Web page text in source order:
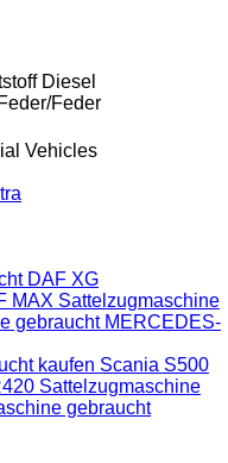
Diesel
Feder/Feder
Vehicles
DAF XG
MAX Sattelzugmaschine
gebraucht MERCEDES-
kaufen Scania S500
Sattelzugmaschine
gebraucht